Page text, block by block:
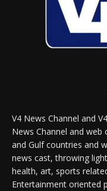
V4 News Channel and
News Channel and
and Gulf countries and
news cast, throwing
health, art, sports
Entertainment oriented